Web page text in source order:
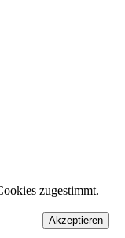
zugestimmt.
Akzeptieren